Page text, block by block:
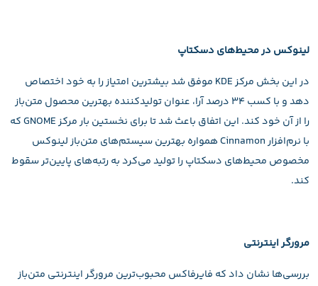
لینوکس در محیط‌های دسکتاپ
در این بخش مرکز KDE موفق شد بیشترین امتیاز را به خود اختصاص
دهد و با کسب ۳۴ درصد آرا، عنوان تولیدکننده بهترین محصول متن‌باز
را از آن خود کند. این اتفاق باعث شد تا برای نخستین بار مرکز GNOME که
با نرم‌افزار Cinnamon همواره بهترین سیستم‌های متن‌باز لینوکس
مخصوص محیط‌های دسکتاپ را تولید می‌کرد به رتبه‌های پایین‌تر سقوط
کند.
مرورگر اینترنتی
بررسی‌ها نشان داد که فایرفاکس محبوب‌ترین مرورگر اینترنتی متن‌باز